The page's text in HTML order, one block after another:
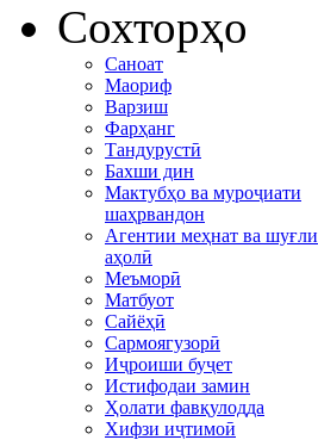
Сохторҳо
Саноат
Маориф
Варзиш
Фарҳанг
Тандурустӣ
Бахши дин
Мактубҳо ва муроҷиати
шаҳрвандон
Агентии меҳнат ва шуғли
аҳолӣ
Меъморӣ
Матбуот
Сайёҳӣ
Сармоягузорӣ
Иҷроиши буҷет
Истифодаи замин
Ҳолати фавқулодда
Хифзи иҷтимоӣ